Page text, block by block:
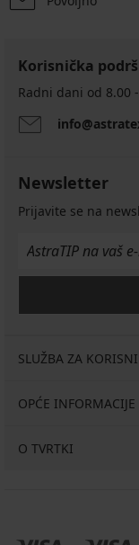
Korisnička
Radni dani od 8.00
Newsletter
Prijavite se na
SLUŽBA ZA
OPĆE INFORMACIJE
O TVRTKI